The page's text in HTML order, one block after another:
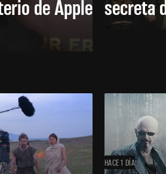
de Apple secreta
HACE 1 DÍA